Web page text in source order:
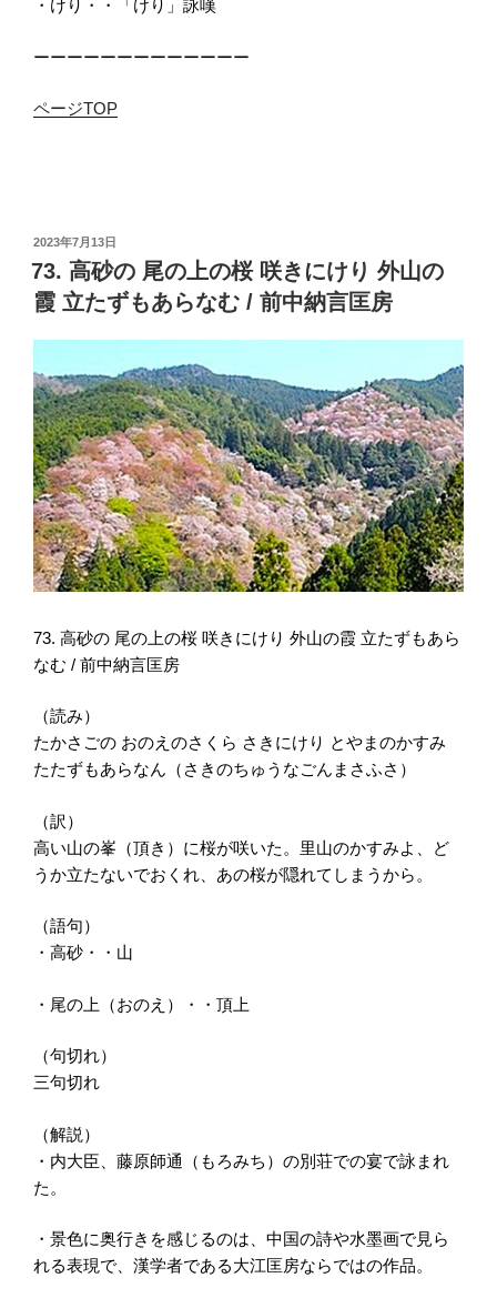
・けり・・「けり」詠嘆
ーーーーーーーーーーーーー
ページTOP
投
稿
日:
2023年7月13日
73. 高砂の 尾の上の桜 咲きにけり 外山の
霞 立たずもあらなむ / 前中納言匡房
73. 高砂の 尾の上の桜 咲きにけり 外山の霞 立たずもあら
なむ / 前中納言匡房
（読み）
たかさごの おのえのさくら さきにけり とやまのかすみ
たたずもあらなん（さきのちゅうなごんまさふさ）
（訳）
高い山の峯（頂き）に桜が咲いた。里山のかすみよ、ど
うか立たないでおくれ、あの桜が隠れてしまうから。
（語句）
・高砂・・山
・尾の上（おのえ）・・頂上
（句切れ）
三句切れ
（解説）
・内大臣、藤原師通（もろみち）の別荘での宴で詠まれ
た。
・景色に奥行きを感じるのは、中国の詩や水墨画で見ら
れる表現で、漢学者である大江匡房ならではの作品。